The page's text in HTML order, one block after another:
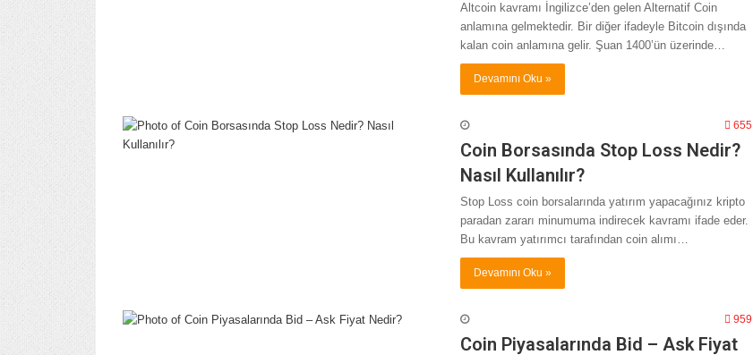
Altcoin kavramı İngilizce’den gelen Alternatif Coin
anlamına gelmektedir. Bir diğer ifadeyle Bitcoin dışında
kalan coin anlamına gelir. Şuan 1400’ün üzerinde…
Devamını Oku »
655
Coin Borsasında Stop Loss Nedir?
Nasıl Kullanılır?
Stop Loss coin borsalarında yatırım yapacağınız kripto
paradan zararı minumuma indirecek kavramı ifade eder.
Bu kavram yatırımcı tarafından coin alımı…
Devamını Oku »
959
Coin Piyasalarında Bid – Ask Fiyat